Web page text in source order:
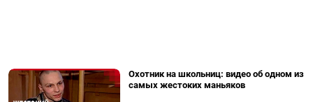
Охотник на школьниц: видео об одном из
самых жестоких маньяков